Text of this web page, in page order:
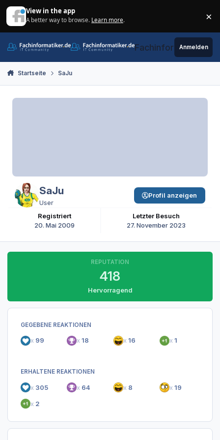
View in the app
A better way to browse. Learn more. ×
Fachinformatiker.de
Anmelden
Startseite SaJu
SaJu
User
Registriert
20. Mai 2009
Letzter Besuch
27. November 2023
Profil anzeigen
REPUTATION
418
Hervorragend
GEGEBENE REAKTIONEN
x 99 x 18 x 16 x 1
ERHALTENE REAKTIONEN
x 305 x 64 x 8 x 19
x 2